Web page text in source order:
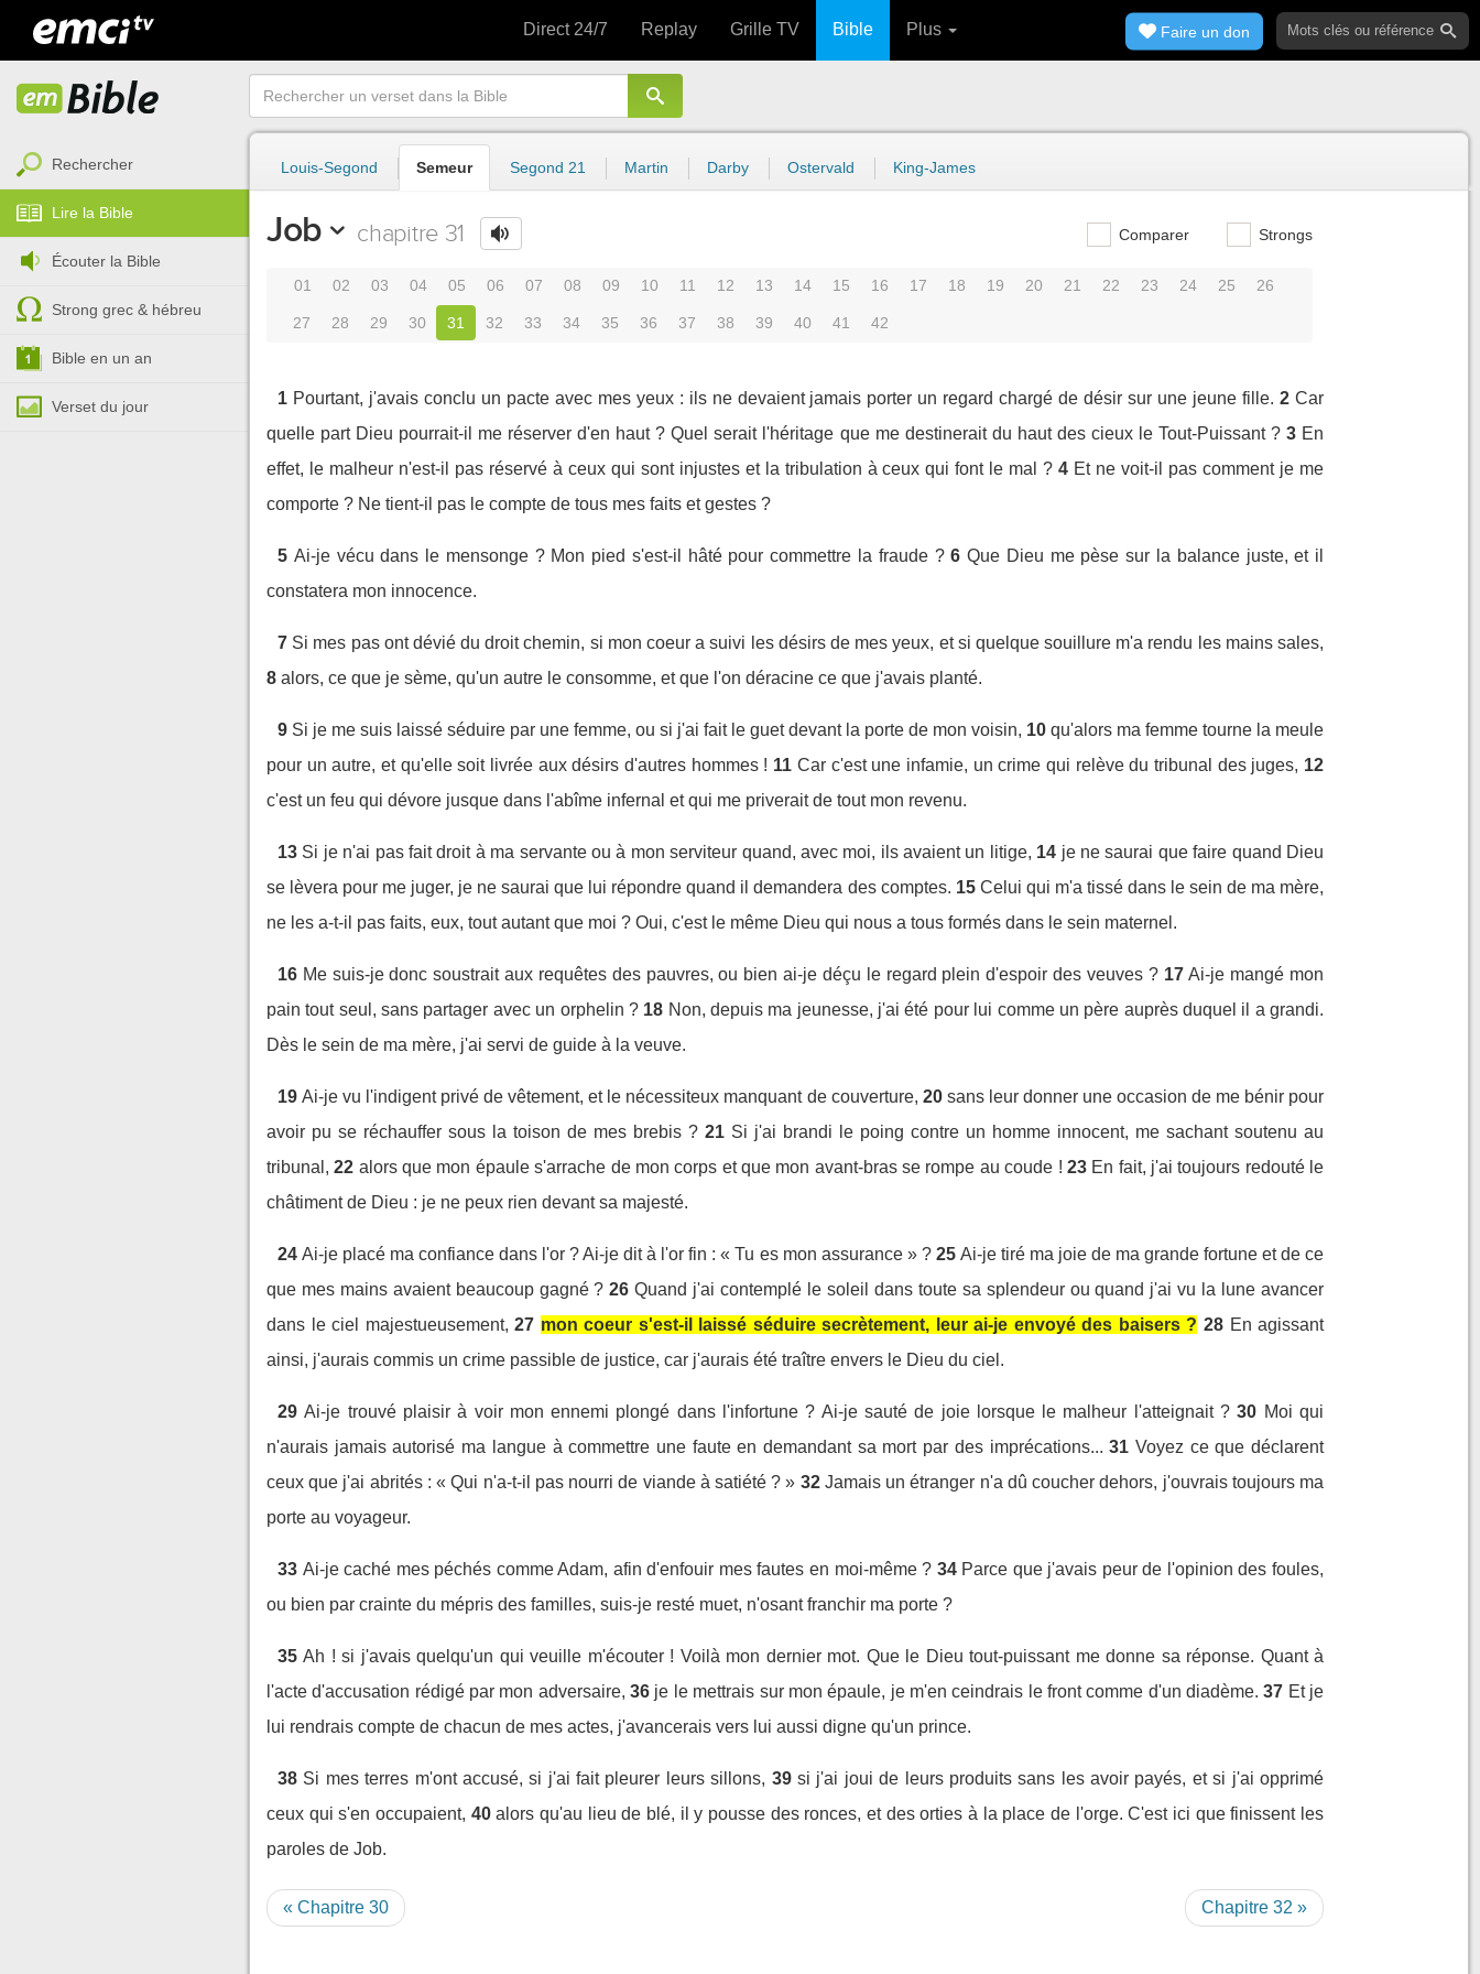
Direct 24/7 Replay Grille TV Bible Plus Faire un don
Rechercher
Lire la Bible
Écouter la Bible
Strong grec & hébreu
Bible en un an
Verset du jour
Louis-Segond Semeur Segond 21 Martin Darby Ostervald King-James
Job chapitre 31 Comparer Strongs
01 02 03 04 05 06 07 08 09 10 11 12 13 14 15 16 17 18 19 20 21 22 23 24 25 26
27 28 29 30 31 32 33 34 35 36 37 38 39 40 41 42
1 Pourtant, j'avais conclu un pacte avec mes yeux : ils ne devaient jamais porter un regard chargé de désir sur une jeune fille. 2 Car
quelle part Dieu pourrait-il me réserver d'en haut ? Quel serait l'héritage que me destinerait du haut des cieux le Tout-Puissant ? 3 En
effet, le malheur n'est-il pas réservé à ceux qui sont injustes et la tribulation à ceux qui font le mal ? 4 Et ne voit-il pas comment je me
comporte ? Ne tient-il pas le compte de tous mes faits et gestes ?
5 Ai-je vécu dans le mensonge ? Mon pied s'est-il hâté pour commettre la fraude ? 6 Que Dieu me pèse sur la balance juste, et il
constatera mon innocence.
7 Si mes pas ont dévié du droit chemin, si mon coeur a suivi les désirs de mes yeux, et si quelque souillure m'a rendu les mains sales,
8 alors, ce que je sème, qu'un autre le consomme, et que l'on déracine ce que j'avais planté.
9 Si je me suis laissé séduire par une femme, ou si j'ai fait le guet devant la porte de mon voisin, 10 qu'alors ma femme tourne la meule
pour un autre, et qu'elle soit livrée aux désirs d'autres hommes ! 11 Car c'est une infamie, un crime qui relève du tribunal des juges, 12
c'est un feu qui dévore jusque dans l'abîme infernal et qui me priverait de tout mon revenu.
13 Si je n'ai pas fait droit à ma servante ou à mon serviteur quand, avec moi, ils avaient un litige, 14 je ne saurai que faire quand Dieu
se lèvera pour me juger, je ne saurai que lui répondre quand il demandera des comptes. 15 Celui qui m'a tissé dans le sein de ma mère,
ne les a-t-il pas faits, eux, tout autant que moi ? Oui, c'est le même Dieu qui nous a tous formés dans le sein maternel.
16 Me suis-je donc soustrait aux requêtes des pauvres, ou bien ai-je déçu le regard plein d'espoir des veuves ? 17 Ai-je mangé mon
pain tout seul, sans partager avec un orphelin ? 18 Non, depuis ma jeunesse, j'ai été pour lui comme un père auprès duquel il a grandi.
Dès le sein de ma mère, j'ai servi de guide à la veuve.
19 Ai-je vu l'indigent privé de vêtement, et le nécessiteux manquant de couverture, 20 sans leur donner une occasion de me bénir pour
avoir pu se réchauffer sous la toison de mes brebis ? 21 Si j'ai brandi le poing contre un homme innocent, me sachant soutenu au
tribunal, 22 alors que mon épaule s'arrache de mon corps et que mon avant-bras se rompe au coude ! 23 En fait, j'ai toujours redouté le
châtiment de Dieu : je ne peux rien devant sa majesté.
24 Ai-je placé ma confiance dans l'or ? Ai-je dit à l'or fin : « Tu es mon assurance » ? 25 Ai-je tiré ma joie de ma grande fortune et de ce
que mes mains avaient beaucoup gagné ? 26 Quand j'ai contemplé le soleil dans toute sa splendeur ou quand j'ai vu la lune avancer
dans le ciel majestueusement, 27 mon coeur s'est-il laissé séduire secrètement, leur ai-je envoyé des baisers ? 28 En agissant
ainsi, j'aurais commis un crime passible de justice, car j'aurais été traître envers le Dieu du ciel.
29 Ai-je trouvé plaisir à voir mon ennemi plongé dans l'infortune ? Ai-je sauté de joie lorsque le malheur l'atteignait ? 30 Moi qui
n'aurais jamais autorisé ma langue à commettre une faute en demandant sa mort par des imprécations... 31 Voyez ce que déclarent
ceux que j'ai abrités : « Qui n'a-t-il pas nourri de viande à satiété ? » 32 Jamais un étranger n'a dû coucher dehors, j'ouvrais toujours ma
porte au voyageur.
33 Ai-je caché mes péchés comme Adam, afin d'enfouir mes fautes en moi-même ? 34 Parce que j'avais peur de l'opinion des foules,
ou bien par crainte du mépris des familles, suis-je resté muet, n'osant franchir ma porte ?
35 Ah ! si j'avais quelqu'un qui veuille m'écouter ! Voilà mon dernier mot. Que le Dieu tout-puissant me donne sa réponse. Quant à
l'acte d'accusation rédigé par mon adversaire, 36 je le mettrais sur mon épaule, je m'en ceindrais le front comme d'un diadème. 37 Et je
lui rendrais compte de chacun de mes actes, j'avancerais vers lui aussi digne qu'un prince.
38 Si mes terres m'ont accusé, si j'ai fait pleurer leurs sillons, 39 si j'ai joui de leurs produits sans les avoir payés, et si j'ai opprimé
ceux qui s'en occupaient, 40 alors qu'au lieu de blé, il y pousse des ronces, et des orties à la place de l'orge. C'est ici que finissent les
paroles de Job.
« Chapitre 30 Chapitre 32 »